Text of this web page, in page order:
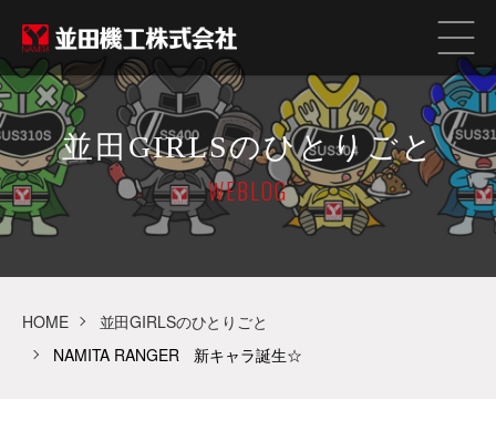
並田GIRLSのひとりごと
WEBLOG
HOME
並田GIRLSのひとりごと
NAMITA RANGER 新キャラ誕生☆